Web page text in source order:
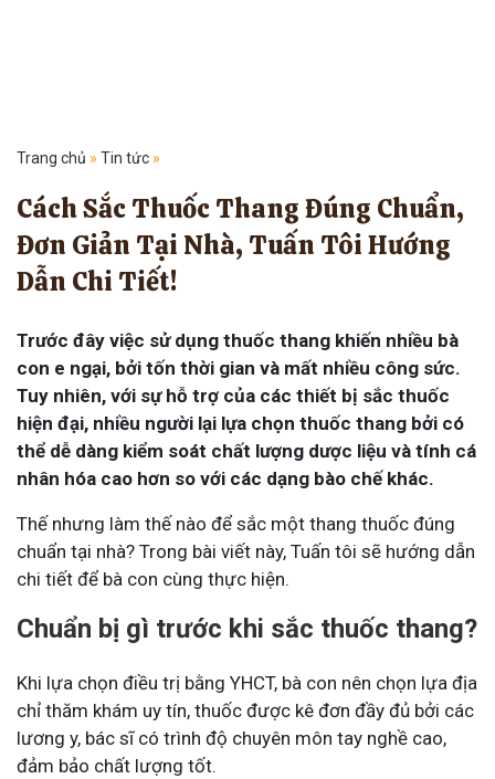
Trang chủ » Tin tức »
Cách Sắc Thuốc Thang Đúng Chuẩn,
Đơn Giản Tại Nhà, Tuấn Tôi Hướng
Dẫn Chi Tiết!
Trước đây việc sử dụng thuốc thang khiến nhiều bà
con e ngại, bởi tốn thời gian và mất nhiều công sức.
Tuy nhiên, với sự hỗ trợ của các thiết bị sắc thuốc
hiện đại, nhiều người lại lựa chọn thuốc thang bởi có
thể dễ dàng kiểm soát chất lượng dược liệu và tính cá
nhân hóa cao hơn so với các dạng bào chế khác.
Thế nhưng làm thế nào để sắc một thang thuốc đúng
chuẩn tại nhà? Trong bài viết này, Tuấn tôi sẽ hướng dẫn
chi tiết để bà con cùng thực hiện.
Chuẩn bị gì trước khi sắc thuốc thang?
Khi lựa chọn điều trị bằng YHCT, bà con nên chọn lựa địa
chỉ thăm khám uy tín, thuốc được kê đơn đầy đủ bởi các
lương y, bác sĩ có trình độ chuyên môn tay nghề cao,
đảm bảo chất lượng tốt.